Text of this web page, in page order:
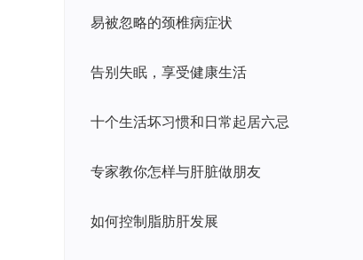
易被忽略的颈椎病症状
告别失眠，享受健康生活
十个生活坏习惯和日常起居六忌
专家教你怎样与肝脏做朋友
如何控制脂肪肝发展